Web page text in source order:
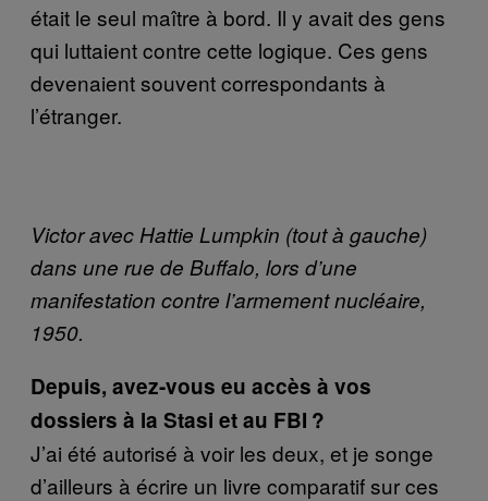
était le seul maître à bord. Il y avait des gens
qui luttaient contre cette logique. Ces gens
devenaient souvent correspondants à
l’étranger.
Victor avec Hattie Lumpkin (tout à gauche)
dans une rue de Buffalo, lors d’une
manifestation contre l’armement nucléaire,
1950.
Depuis, avez-vous eu accès à vos
dossiers à la Stasi et au FBI ?
J’ai été autorisé à voir les deux, et je songe
d’ailleurs à écrire un livre comparatif sur ces